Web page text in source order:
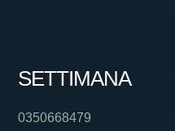
SETTIMANA
0350668479